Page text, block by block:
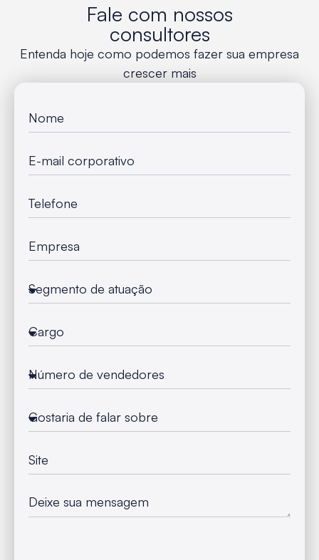
Fale com nossos
consultores
Entenda hoje como podemos fazer sua empresa
crescer mais